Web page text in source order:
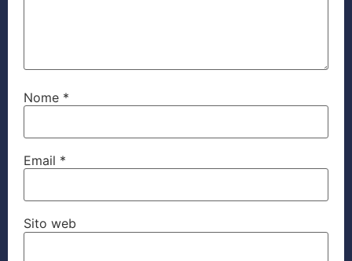
Nome *
Email *
Sito web